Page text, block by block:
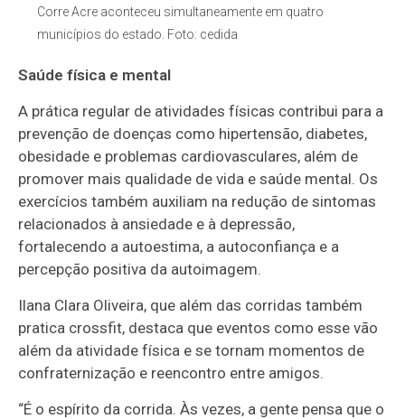
Corre Acre aconteceu simultaneamente em quatro
municípios do estado. Foto: cedida
Saúde física e mental
A prática regular de atividades físicas contribui para a
prevenção de doenças como hipertensão, diabetes,
obesidade e problemas cardiovasculares, além de
promover mais qualidade de vida e saúde mental. Os
exercícios também auxiliam na redução de sintomas
relacionados à ansiedade e à depressão,
fortalecendo a autoestima, a autoconfiança e a
percepção positiva da autoimagem.
Ilana Clara Oliveira, que além das corridas também
pratica crossfit, destaca que eventos como esse vão
além da atividade física e se tornam momentos de
confraternização e reencontro entre amigos.
“É o espírito da corrida. Às vezes, a gente pensa que o